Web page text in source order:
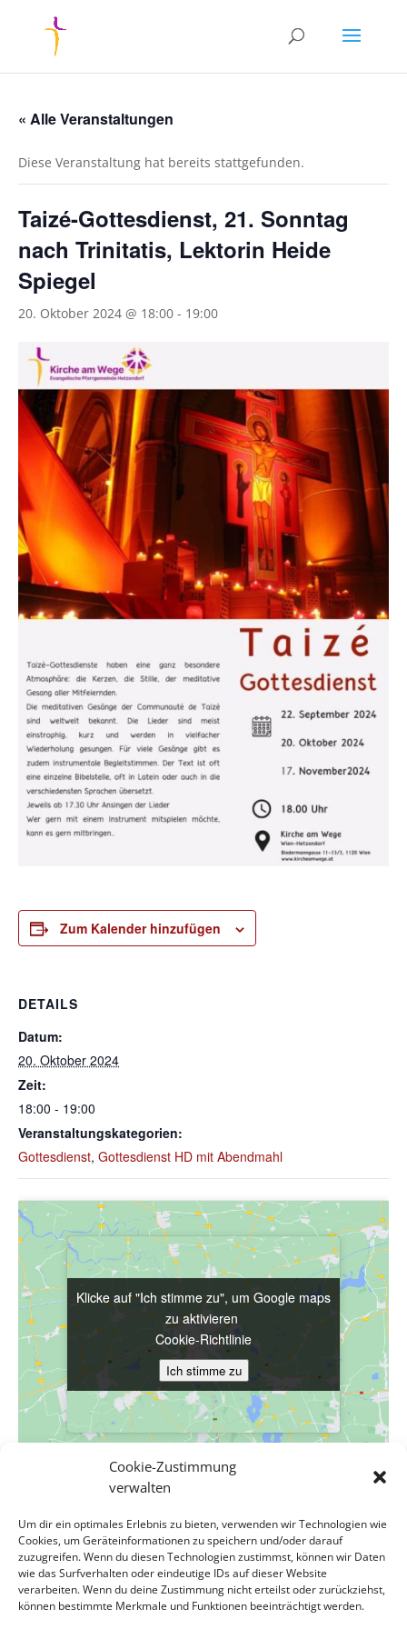
Cookie-Zustimmung
verwalten
Um dir ein optimales Erlebnis zu bieten, verwenden wir Technologien wie
Cookies, um Geräteinformationen zu speichern und/oder darauf
zuzugreifen. Wenn du diesen Technologien zustimmst, können wir Daten
wie das Surfverhalten oder eindeutige IDs auf dieser Website
verarbeiten. Wenn du deine Zustimmung nicht erteilst oder zurückziehst,
können bestimmte Merkmale und Funktionen beeinträchtigt werden.
« Alle Veranstaltungen
Diese Veranstaltung hat bereits stattgefunden.
Taizé-Gottesdienst, 21. Sonntag
nach Trinitatis, Lektorin Heide
Spiegel
20. Oktober 2024 @ 18:00 - 19:00
Zum Kalender hinzufügen
DETAILS
Datum:
20. Oktober 2024
Zeit:
18:00 - 19:00
Veranstaltungskategorien:
Gottesdienst, Gottesdienst HD mit Abendmahl
VERANSTALTUNGSORT
Evang. Pfarrgemeinde A.B. Wien-Hetzendorf
Biedermanngasse 11-13
Wien, Wien 1120 Österreich Google Karte anzeigen
Veranstaltungsort-Website anzeigen
Klicke auf "Ich stimme zu", um Google maps
zu aktivieren
Cookie-Richtlinie
Ich stimme zu
Klicke auf "Ich stimme zu", um Google maps
zu aktivieren
Cookie-Richtlinie
Ich stimme zu